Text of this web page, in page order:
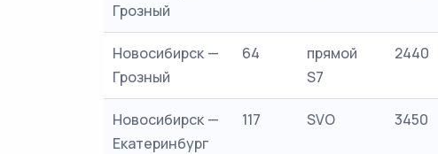
Грозный
Новосибирск —
Грозный
64
прямой
S7
2440
Новосибирск —
Екатеринбург
117 SVO 3450